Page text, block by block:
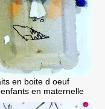
en boite d oeuf
en maternelle